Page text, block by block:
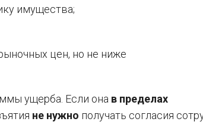
имущества;
цен, но не ниже
ущерба. Если она в пределах
не нужно получать согласия